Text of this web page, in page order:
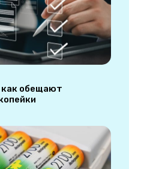
как обещают